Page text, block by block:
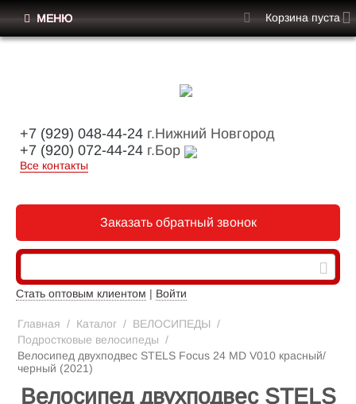
+7 (929) 048-44-24 г.Нижний Новгород
+7 (920) 072-44-24 г.Бор
Все контакты
Заказать обратный звонок
Стать оптовым клиентом | Войти
МЕНЮ Корзина пуста
Главная / Каталог / ВЕЛОСИПЕДЫ /
Подростковые велосипеды /
Велосипед двухподвес STELS Focus 24 MD V010 красный/
черный (2021)
Велосипед двухподвес STELS